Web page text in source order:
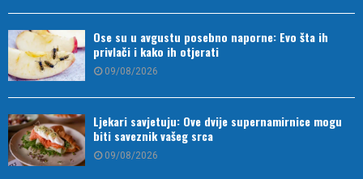
Ose su u avgustu posebno naporne: Evo šta ih
privlači i kako ih otjerati
09/08/2026
Ljekari savjetuju: Ove dvije supernamirnice mogu
biti saveznik vašeg srca
09/08/2026